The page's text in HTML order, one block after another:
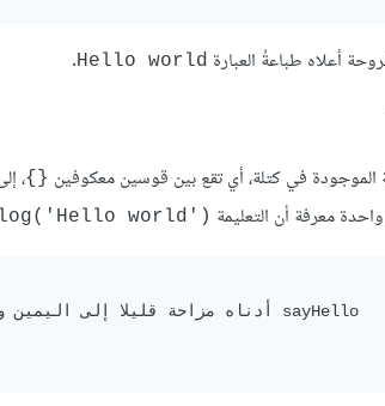
أعلاه طباعةُ العبارة Hello world
.
في كتلة، أي تقع بين قوسين معكوفين {}،
معرفة أن التعليمة world')